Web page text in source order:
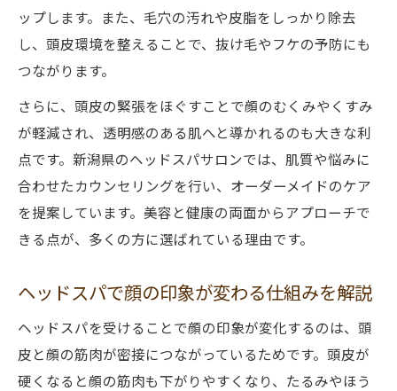
睡眠や頭痛改善を目指す方へのアドバイス
ヘッドスパで睡眠と頭痛を同時に改善する
方法
生活習慣とヘッドスパの組み合わせで得ら
れる効果
施術頻度と継続がもたらす睡眠の質向上
頭痛や不眠に悩む方が選ぶべきヘッドスパ
安全で信頼できるヘッドスパを選ぶポイン
ップします。また、毛穴の汚れや皮脂をしっかり除去
し、頭皮環境を整えることで、抜け毛やフケの予防にも
つながります。
さらに、頭皮の緊張をほぐすことで顔のむくみやくすみ
が軽減され、透明感のある肌へと導かれるのも大きな利
点です。新潟県のヘッドスパサロンでは、肌質や悩みに
合わせたカウンセリングを行い、オーダーメイドのケア
を提案しています。美容と健康の両面からアプローチで
きる点が、多くの方に選ばれている理由です。
ヘッドスパで顔の印象が変わる仕組みを解説
ヘッドスパを受けることで顔の印象が変化するのは、頭
皮と顔の筋肉が密接につながっているためです。頭皮が
硬くなると顔の筋肉も下がりやすくなり、たるみやほう